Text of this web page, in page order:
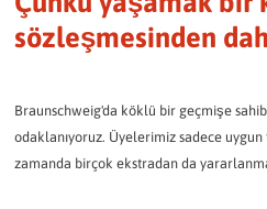
sözleşmesinden
Braunschweig'da köklü bir geçmişe
odaklanıyoruz. Üyelerimiz sadece
zamanda birçok ekstradan da